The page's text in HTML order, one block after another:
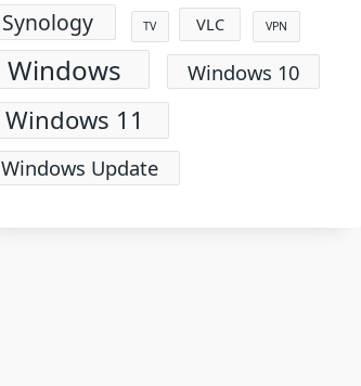
Synology
TV VLC VPN
Windows Windows 10
Windows 11
Windows Update